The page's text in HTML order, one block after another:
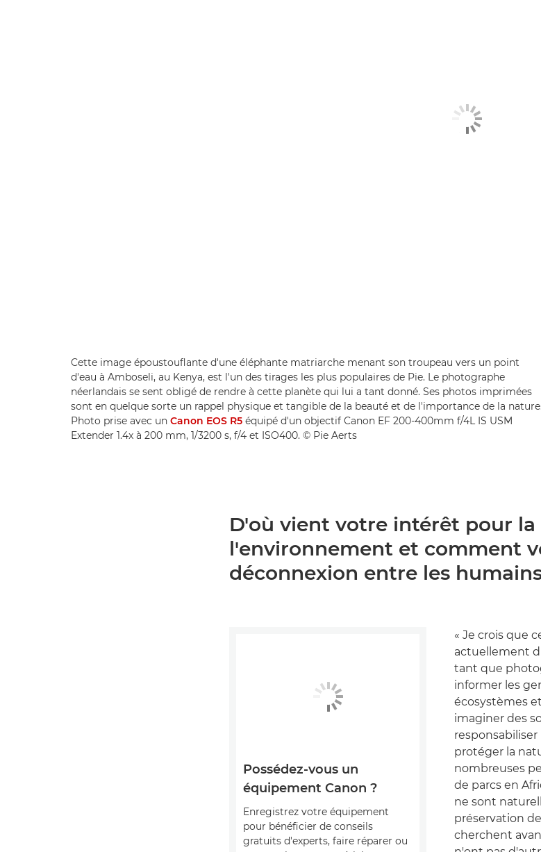
Cette image époustouflante d'une éléphante matriarche menant son troupeau vers un point
d'eau à Amboseli, au Kenya, est l'un des tirages les plus populaires de Pie. Le photographe
néerlandais se sent obligé de rendre à cette planète qui lui a tant donné. Ses photos imprimées
sont en quelque sorte un rappel physique et tangible de la beauté et de l'importance de la nature.
Photo prise avec un Canon EOS R5 équipé d'un objectif Canon EF 200-400mm f/4L IS USM
Extender 1.4x à 200 mm, 1/3200 s, f/4 et ISO400. © Pie Aerts
D'où vient votre intérêt pour
l'environnement et comment
déconnexion entre les
« Je crois que
actuellement
tant que
informer les
écosystèmes
imaginer des
protéger la
nombreuses
de parcs en
ne sont
préservation
cherchent
Possédez-vous un
équipement Canon ?
Enregistrez votre équipement
pour bénéficier de conseils
gratuits d'experts, faire réparer ou